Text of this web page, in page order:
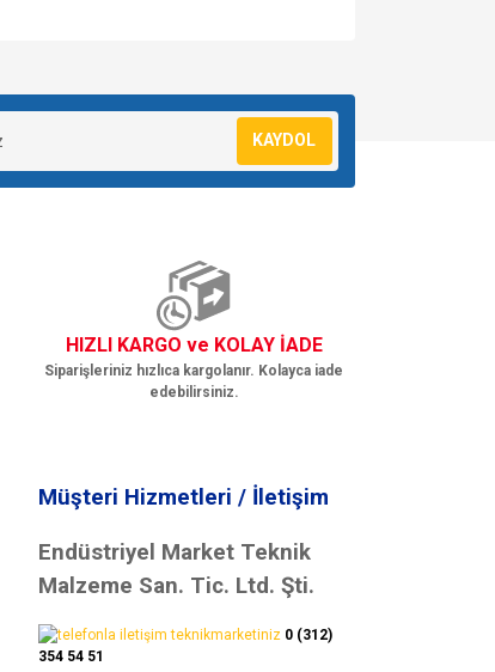
KAYDOL
HIZLI KARGO ve KOLAY İADE
Siparişleriniz hızlıca kargolanır. Kolayca iade
edebilirsiniz.
Müşteri Hizmetleri / İletişim
Endüstriyel Market Teknik
Malzeme San. Tic. Ltd. Şti.
0 (312)
354 54 51